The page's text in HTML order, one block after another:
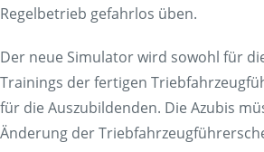
Regelbetrieb gefahrlos üben.
Der neue Simulator wird sowohl für
Trainings der fertigen
für die Auszubildenden. Die Azubis
Änderung der